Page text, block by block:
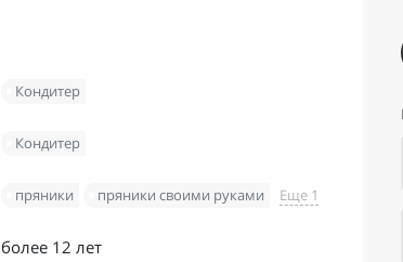
Кондитер
Кондитер
пряники пряники своими руками Еще 1
более 12 лет